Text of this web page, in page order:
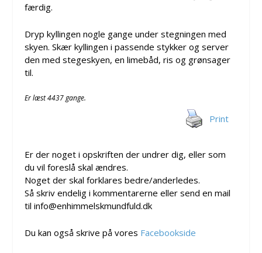
færdig.
Dryp kyllingen nogle gange under stegningen med
skyen. Skær kyllingen i passende stykker og server
den med stegeskyen, en limebåd, ris og grønsager
til.
Er læst 4437 gange.
Print
Er der noget i opskriften der undrer dig, eller som
du vil foreslå skal ændres.
Noget der skal forklares bedre/anderledes.
Så skriv endelig i kommentarerne eller send en mail
til info@enhimmelskmundfuld.dk
Du kan også skrive på vores Facebookside